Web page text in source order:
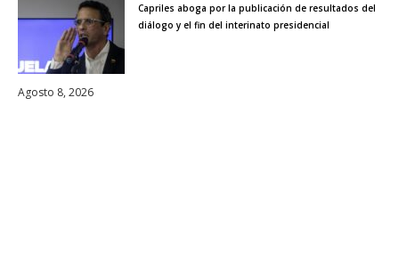
Capriles aboga por la publicación de resultados del
diálogo y el fin del interinato presidencial
Agosto 8, 2026